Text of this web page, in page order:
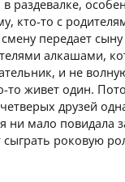
раздевалке,
кто-то с
передает
алкашами,
и не
то живет один.
друзей
ни мало повидала
роковую